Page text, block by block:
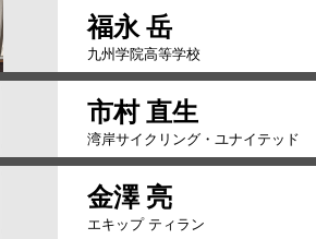
福永 岳
九州学院高等学校
市村 直生
湾岸サイクリング・ユナイテッド
金澤 亮
エキップ ティラン